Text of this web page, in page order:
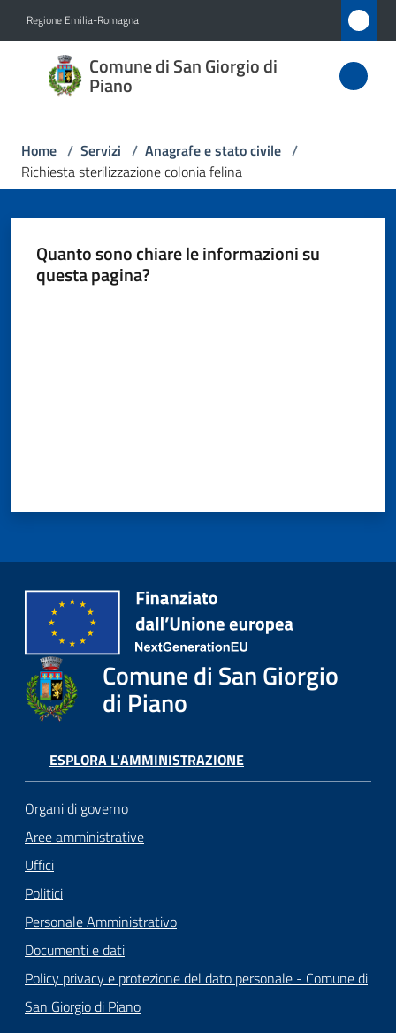
Regione Emilia-Romagna
Comune di San Giorgio di
Piano
Comune
di San
di Piano
Amministrazione
Novità
Amministrazione
o
t
r
o
O
n
n
e
Home / Servizi / Anagrafe e stato civile /
Richiesta sterilizzazione colonia felina
Quanto sono chiare le informazioni su
questa pagina?
Comune di San Giorgio
di Piano
ESPLORA L'AMMINISTRAZIONE
Organi di governo
Aree amministrative
Uffici
Politici
Personale Amministrativo
Documenti e dati
Policy privacy e protezione del dato personale - Comune di
San Giorgio di Piano